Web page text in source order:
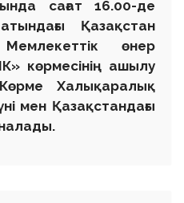
сағат 16.00-де
Қазақстан
өнер
көрмесінің ашылу
Халықаралық
мен Қазақстандағы